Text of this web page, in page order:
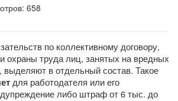
658
по коллективному договору,
охраны труда лиц, занятых на вредных
выделяют в отдельный состав. Такое
для работодателя или его
либо штраф от 6 тыс. до